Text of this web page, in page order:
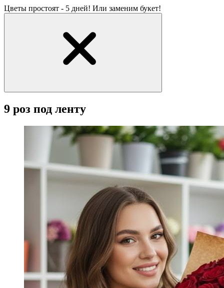
Цветы простоят - 5 дней! Или заменим букет!
9 роз под ленту